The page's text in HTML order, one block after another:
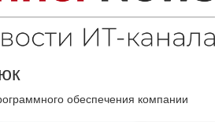
обеспечения компании